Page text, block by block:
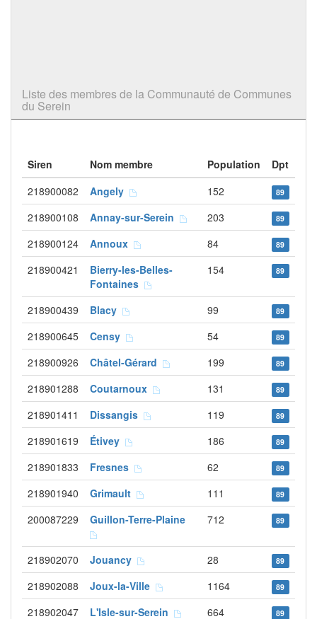
Liste des membres de la Communauté de Communes
du Serein
Siren Nom membre Population
Dpt
218900082
Angely 152 89
218900108 Annay-sur-Serein 203 89
218900124 Annoux 84 89
218900421
Bierry-les-Belles-
Fontaines
154 89
218900439 Blacy 99 89
218900645 Censy 54 89
218900926 Châtel-Gérard 199 89
218901288 Coutarnoux 131 89
218901411 Dissangis 119 89
218901619 Étivey 186 89
218901833 Fresnes 62 89
218901940 Grimault 111 89
200087229 Guillon-Terre-Plaine 712 89
218902070 Jouancy 28 89
218902088 Joux-la-Ville 1164 89
218902047 L'Isle-sur-Serein 664 89